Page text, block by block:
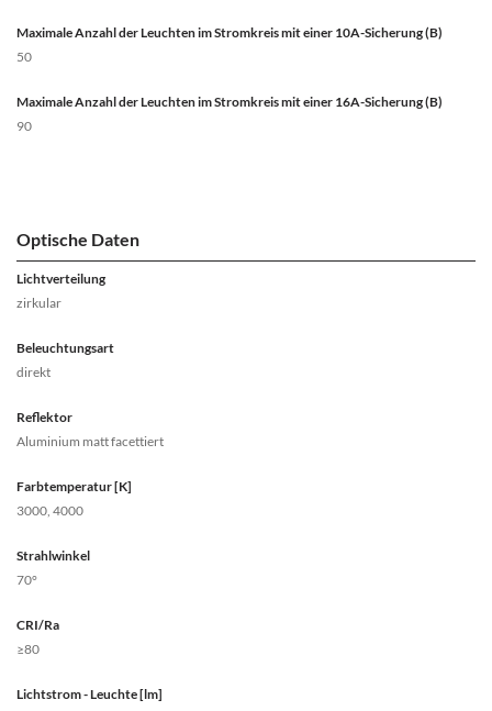
Maximale Anzahl der Leuchten im Stromkreis mit einer 10A-Sicherung (B)
50
Maximale Anzahl der Leuchten im Stromkreis mit einer 16A-Sicherung (B)
90
Optische Daten
Lichtverteilung
zirkular
Beleuchtungsart
direkt
Reflektor
Aluminium matt facettiert
Farbtemperatur [K]
3000, 4000
Strahlwinkel
70°
CRI/Ra
≥80
Lichtstrom - Leuchte [lm]